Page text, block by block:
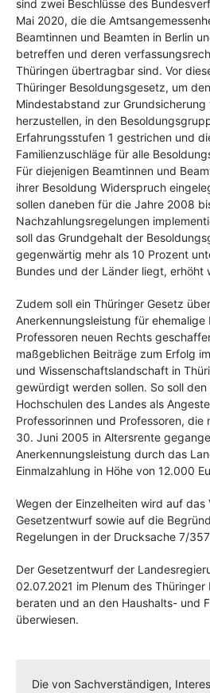
sind zwei Beschlüsse des
Mai 2020, die die
Beamtinnen und Beamten in Berlin
betreffen und deren
Thüringen übertragbar sind. Vor
Thüringer Besoldungsgesetz, um
Mindestabstand zur Grundsicherung
herzustellen, in den
Erfahrungsstufen 1 gestrichen und
Familienzuschläge für alle
Für diejenigen Beamtinnen und
ihrer Besoldung Widerspruch
sollen daneben für die Jahre 2008
Nachzahlungsregelungen
soll das Grundgehalt der
gegenwärtig mehr als 10 Prozent
Bundes und der Länder liegt, erhöht
Zudem soll ein Thüringer Gesetz
Anerkennungsleistung für ehemalige
Professoren neuen Rechts
maßgeblichen Beiträge zum Erfolg
und Wissenschaftslandschaft in
gewürdigt werden sollen. So soll den
Hochschulen des Landes als
Professorinnen und Professoren, die
30. Juni 2005 in Altersrente
Anerkennungsleistung durch das
Einmalzahlung in Höhe von 12.000
Wegen der Einzelheiten wird auf das
Gesetzentwurf sowie auf die
Regelungen in der Drucksache 7/
Der Gesetzentwurf der
02.07.2021 im Plenum des
beraten und an den Haushalts- und
überwiesen.
Die von Sachverständigen,